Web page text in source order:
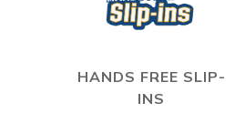
HANDS FREE SLIP-
INS